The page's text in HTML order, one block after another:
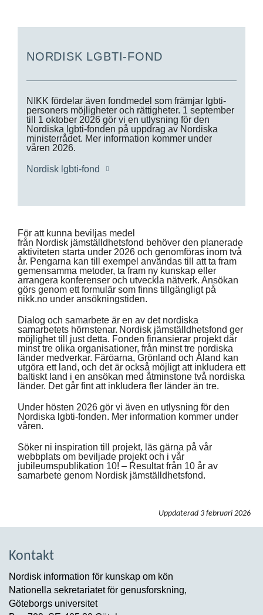
För att kunna beviljas medel
från Nordisk jämställdhetsfond behöver den planerade
aktiviteten starta under 2026 och genomföras inom två
år. Pengarna kan till exempel användas till att ta fram
gemensamma metoder, ta fram ny kunskap eller
arrangera konferenser och utveckla nätverk. Ansökan
görs genom ett formulär som finns tillgängligt på
nikk.no under ansökningstiden.
Dialog och samarbete är en av det nordiska
samarbetets hörnstenar. Nordisk jämställdhetsfond ger
möjlighet till just detta. Fonden finansierar projekt där
minst tre olika organisationer, från minst tre nordiska
länder medverkar. Färöarna, Grönland och Åland kan
utgöra ett land, och det är också möjligt att inkludera ett
baltiskt land i en ansökan med åtminstone två nordiska
länder. Det går fint att inkludera fler länder än tre.
Under hösten 2026 gör vi även en utlysning för den
Nordiska lgbti-fonden. Mer information kommer under
våren.
Söker ni inspiration till projekt, läs gärna på vår
webbplats om beviljade projekt och i vår
jubileumspublikation 10! – Resultat från 10 år av
samarbete genom Nordisk jämställdhetsfond.
NORDISK LGBTI-FOND
NIKK fördelar även fondmedel som främjar lgbti-
personers möjligheter och rättigheter. 1 september
till 1 oktober 2026 gör vi en utlysning för den
Nordiska lgbti-fonden på uppdrag av Nordiska
ministerrådet. Mer information kommer under
våren 2026.
Nordisk lgbti-fond
Uppdaterad 3 februari 2026
Kontakt
Nordisk information för kunskap om kön
Nationella sekretariatet för genusforskning,
Göteborgs universitet